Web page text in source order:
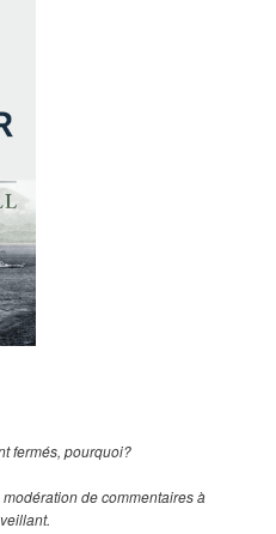
fermés, pourquoi?
de commentaires à